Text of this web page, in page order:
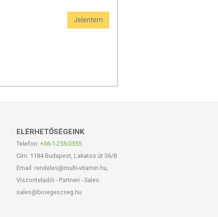
Jelentem
ELÉRHETŐSÉGEINK
Telefon: +36-1-255-0555
Cím: 1184 Budapest, Lakatos út 36/B
Email: rendeles@multi-vitamin.hu,
Viszonteladói - Partneri - Sales:
sales@bioegeszseg.hu